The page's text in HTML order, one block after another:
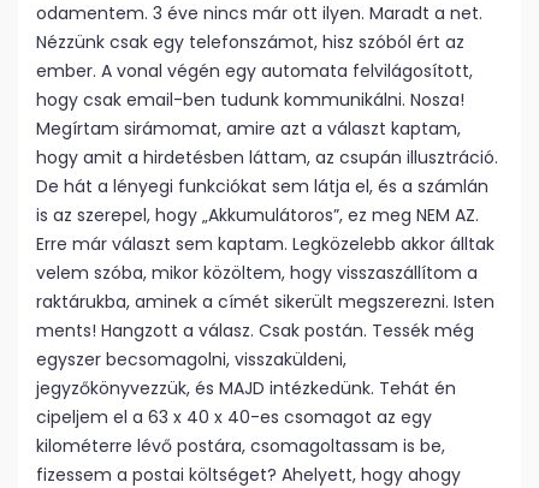
odamentem. 3 éve nincs már ott ilyen. Maradt a net.
Nézzünk csak egy telefonszámot, hisz szóból ért az
ember. A vonal végén egy automata felvilágosított,
hogy csak email-ben tudunk kommunikálni. Nosza!
Megírtam sirámomat, amire azt a választ kaptam,
hogy amit a hirdetésben láttam, az csupán illusztráció.
De hát a lényegi funkciókat sem látja el, és a számlán
is az szerepel, hogy „Akkumulátoros”, ez meg NEM AZ.
Erre már választ sem kaptam. Legközelebb akkor álltak
velem szóba, mikor közöltem, hogy visszaszállítom a
raktárukba, aminek a címét sikerült megszerezni. Isten
ments! Hangzott a válasz. Csak postán. Tessék még
egyszer becsomagolni, visszaküldeni,
jegyzőkönyvezzük, és MAJD intézkedünk. Tehát én
cipeljem el a 63 x 40 x 40-es csomagot az egy
kilométerre lévő postára, csomagoltassam is be,
fizessem a postai költséget? Ahelyett, hogy ahogy